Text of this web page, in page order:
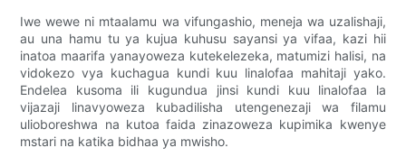
Iwe wewe ni mtaalamu wa vifungashio, meneja wa uzalishaji,
au una hamu tu ya kujua kuhusu sayansi ya vifaa, kazi hii
inatoa maarifa yanayoweza kutekelezeka, matumizi halisi, na
vidokezo vya kuchagua kundi kuu linalofaa mahitaji yako.
Endelea kusoma ili kugundua jinsi kundi kuu linalofaa la
vijazaji linavyoweza kubadilisha utengenezaji wa filamu
ulioboreshwa na kutoa faida zinazoweza kupimika kwenye
mstari na katika bidhaa ya mwisho.